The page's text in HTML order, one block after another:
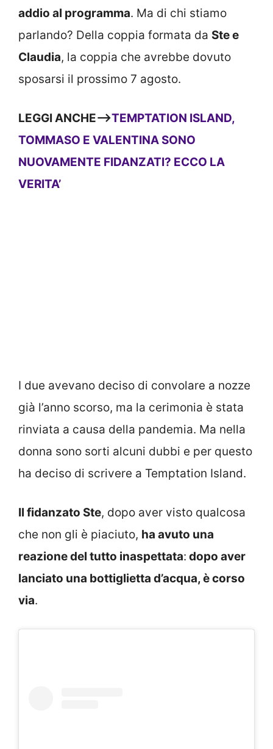
addio al programma. Ma di chi stiamo
parlando? Della coppia formata da Ste e
Claudia, la coppia che avrebbe dovuto
sposarsi il prossimo 7 agosto.
LEGGI ANCHE—>TEMPTATION ISLAND,
TOMMASO E VALENTINA SONO
NUOVAMENTE FIDANZATI? ECCO LA
VERITA’
I due avevano deciso di convolare a nozze
già l’anno scorso, ma la cerimonia è stata
rinviata a causa della pandemia. Ma nella
donna sono sorti alcuni dubbi e per questo
ha deciso di scrivere a Temptation Island.
Il fidanzato Ste, dopo aver visto qualcosa
che non gli è piaciuto, ha avuto una
reazione del tutto inaspettata: dopo aver
lanciato una bottiglietta d’acqua, è corso
via.